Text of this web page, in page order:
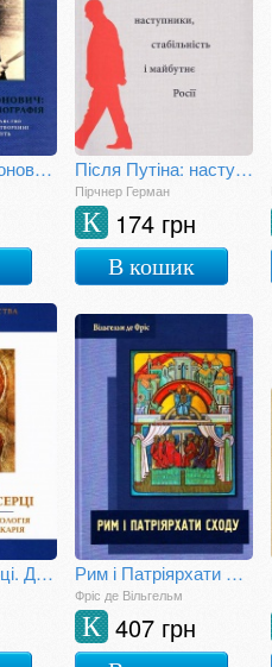
Мирослав Антонович: інтелектуальна біографія. Еміграційне музикознавство в українському культуротворенні повоєнних десятиліть Після Путіна: наступники, стабільність і майбутнє Росії
Пірчнер Герман
174 грн
К
В кошик
Подорож у серці. Динамічна антропологія преподобного Макарія Рим і Патріярхати Сходу
Фріс де Вільгельм
407 грн
К